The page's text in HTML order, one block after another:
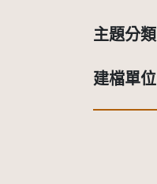
主題分類
建檔單位